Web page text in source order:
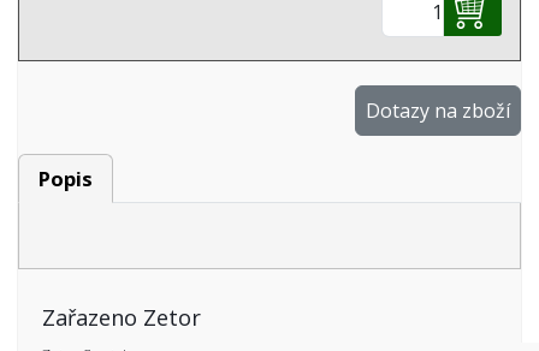
Dotazy na zboží
Popis
Zařazeno Zetor